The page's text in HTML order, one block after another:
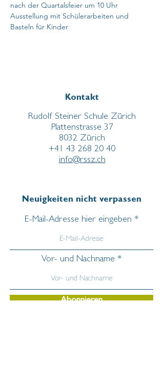
nach der Quartalsfeier um 10 Uhr
Ausstellung mit Schülerarbeiten und
Basteln für Kinder
Rudolf Steiner Schule Zürich
Plattenstrasse 37
8032 Zürich
+41 43 268 20 40
info@rssz.ch
Kontakt
Neuigkeiten nicht verpassen
E-Mail-Adresse hier eingeben
Vor- und Nachname
Abonnieren